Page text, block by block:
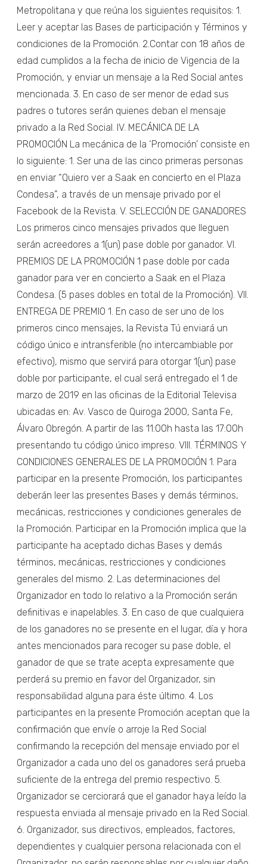
Metropolitana y que reúna los siguientes requisitos: 1.
Leer y aceptar las Bases de participación y Términos y
condiciones de la Promoción. 2.Contar con 18 años de
edad cumplidos a la fecha de inicio de Vigencia de la
Promoción, y enviar un mensaje a la Red Social antes
mencionada. 3. En caso de ser menor de edad sus
padres o tutores serán quienes deban el mensaje
privado a la Red Social. IV. MECÁNICA DE LA
PROMOCIÓN La mecánica de la ‘Promoción’ consiste en
lo siguiente: 1. Ser una de las cinco primeras personas
en enviar “Quiero ver a Saak en concierto en el Plaza
Condesa”, a través de un mensaje privado por el
Facebook de la Revista. V. SELECCIÓN DE GANADORES
Los primeros cinco mensajes privados que lleguen
serán acreedores a 1(un) pase doble por ganador. VI.
PREMIOS DE LA PROMOCIÓN 1 pase doble por cada
ganador para ver en concierto a Saak en el Plaza
Condesa. (5 pases dobles en total de la Promoción). VII.
ENTREGA DE PREMIO 1. En caso de ser uno de los
primeros cinco mensajes, la Revista Tú enviará un
código único e intransferible (no intercambiable por
efectivo), mismo que servirá para otorgar 1(un) pase
doble por participante, el cual será entregado el 1 de
marzo de 2019 en las oficinas de la Editorial Televisa
ubicadas en: Av. Vasco de Quiroga 2000, Santa Fe,
Álvaro Obregón. A partir de las 11:00h hasta las 17:00h
presentando tu código único impreso. VIII. TÉRMINOS Y
CONDICIONES GENERALES DE LA PROMOCIÓN 1. Para
participar en la presente Promoción, los participantes
deberán leer las presentes Bases y demás términos,
mecánicas, restricciones y condiciones generales de
la Promoción. Participar en la Promoción implica que la
participante ha aceptado dichas Bases y demás
términos, mecánicas, restricciones y condiciones
generales del mismo. 2. Las determinaciones del
Organizador en todo lo relativo a la Promoción serán
definitivas e inapelables. 3. En caso de que cualquiera
de los ganadores no se presente en el lugar, día y hora
antes mencionados para recoger su pase doble, el
ganador de que se trate acepta expresamente que
perderá su premio en favor del Organizador, sin
responsabilidad alguna para éste último. 4. Los
participantes en la presente Promoción aceptan que la
confirmación que envíe o arroje la Red Social
confirmando la recepción del mensaje enviado por el
Organizador a cada uno del os ganadores será prueba
suficiente de la entrega del premio respectivo. 5.
Organizador se cerciorará que el ganador haya leído la
respuesta enviada al mensaje privado en la Red Social.
6. Organizador, sus directivos, empleados, factores,
dependientes y cualquier persona relacionada con el